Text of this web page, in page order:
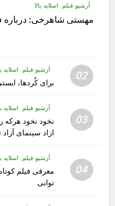
آرشیو فیلم اسلاید بالا
مهستى شاهرخى:‌ درباره
02 آرشیو فیلم اسلاید
برای کُردها،
03
آرشیو فیلم اسلاید
نخود نخود هرکه
ازاد سینمای آزاد
04
آرشیو فیلم اسلاید
معرفی فیلم
توابی